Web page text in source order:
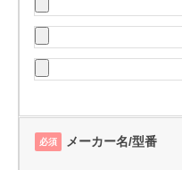
必須 メーカー名/型番